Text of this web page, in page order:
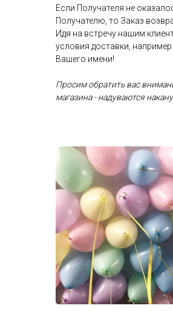
Если Получателя не
Получателю, то Заказ
Идя на встречу нашим
условия доставки,
Вашего имени!
Просим обратить вас
магазина - надуваются